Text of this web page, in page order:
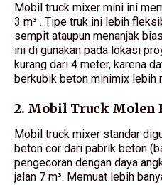
Mobil truck mixer mini ini
3 m³ . Tipe truk ini lebih
sempit ataupun menanjak
ini di gunakan pada lokasi
kurang dari 4 meter, karena
berkubik beton minimix lebih
2. Mobil Truck Molen
Mobil truck mixer standar
beton cor dari pabrik beton
pengecoran dengan daya
jalan 7 m³. Memuat lebih